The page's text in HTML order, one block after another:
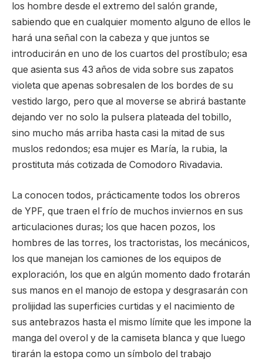
los hombre desde el extremo del salón grande,
sabiendo que en cualquier momento alguno de ellos le
hará una señal con la cabeza y que juntos se
introducirán en uno de los cuartos del prostíbulo; esa
que asienta sus 43 años de vida sobre sus zapatos
violeta que apenas sobresalen de los bordes de su
vestido largo, pero que al moverse se abrirá bastante
dejando ver no solo la pulsera plateada del tobillo,
sino mucho más arriba hasta casi la mitad de sus
muslos redondos; esa mujer es María, la rubia, la
prostituta más cotizada de Comodoro Rivadavia.
La conocen todos, prácticamente todos los obreros
de YPF, que traen el frío de muchos inviernos en sus
articulaciones duras; los que hacen pozos, los
hombres de las torres, los tractoristas, los mecánicos,
los que manejan los camiones de los equipos de
exploración, los que en algún momento dado frotarán
sus manos en el manojo de estopa y desgrasarán con
prolijidad las superficies curtidas y el nacimiento de
sus antebrazos hasta el mismo límite que les impone la
manga del overol y de la camiseta blanca y que luego
tirarán la estopa como un símbolo del trabajo